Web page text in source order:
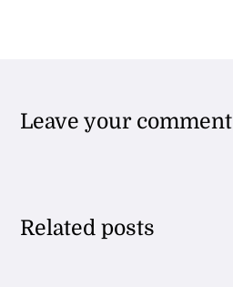
Leave your comment
Related posts